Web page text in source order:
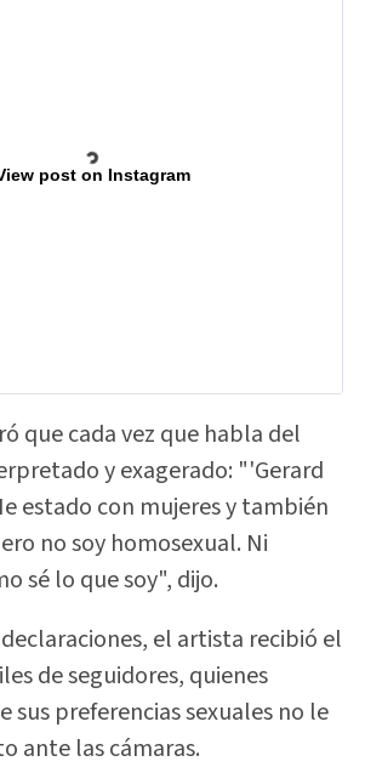
post on Instagram
que cada vez que habla del
y exagerado: "'Gerard
estado con mujeres y también
no soy homosexual. Ni
sé lo que soy", dijo.
declaraciones, el artista recibió el
de seguidores, quienes
sus preferencias sexuales no le
ante las cámaras.